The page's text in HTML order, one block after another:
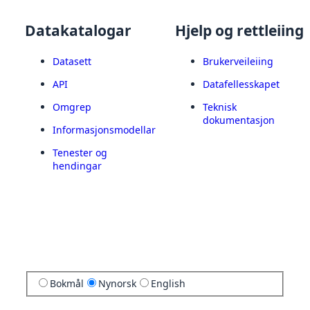
Datakatalogar
Datasett
API
Omgrep
Informasjonsmodellar
Tenester og
hendingar
Hjelp og rettleiing
Brukerveileiing
Datafellesskapet
Teknisk
dokumentasjon
Bokmål Nynorsk English